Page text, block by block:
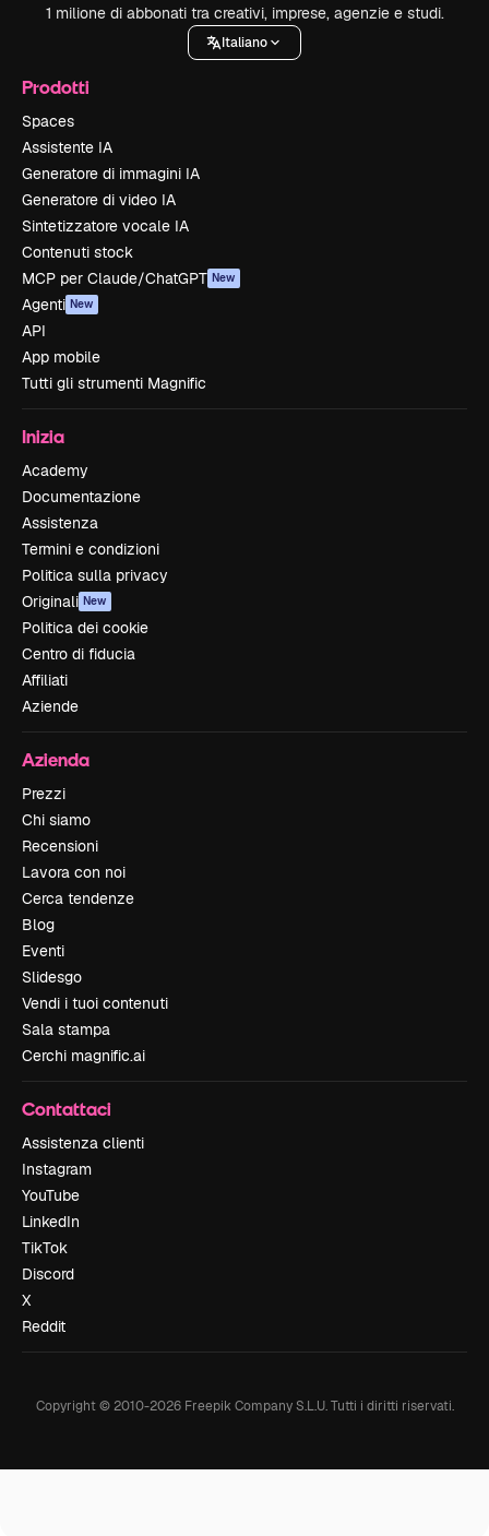
1 milione di abbonati tra creativi, imprese, agenzie e studi.
Italiano
Prodotti
Spaces
Assistente IA
Generatore di immagini IA
Generatore di video IA
Sintetizzatore vocale IA
Contenuti stock
MCP per Claude/ChatGPT New
Agenti New
API
App mobile
Tutti gli strumenti Magnific
Inizia
Academy
Documentazione
Assistenza
Termini e condizioni
Politica sulla privacy
Originali New
Politica dei cookie
Centro di fiducia
Affiliati
Aziende
Azienda
Prezzi
Chi siamo
Recensioni
Lavora con noi
Cerca tendenze
Blog
Eventi
Slidesgo
Vendi i tuoi contenuti
Sala stampa
Cerchi magnific.ai
Contattaci
Assistenza clienti
Instagram
YouTube
LinkedIn
TikTok
Discord
X
Reddit
Copyright © 2010-2026Freepik Company S.L.U. Tutti i diritti riservati.